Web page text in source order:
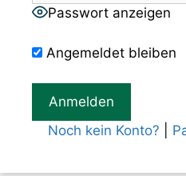
Passwort anzeigen
Angemeldet bleiben
Noch kein Konto?